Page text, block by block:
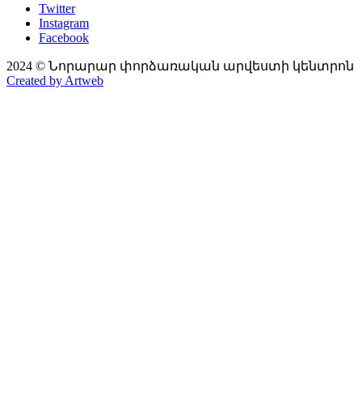
Twitter
Instagram
Facebook
2024 © Նորարար փորձառական արվեստի կենտրոն
Created by Artweb